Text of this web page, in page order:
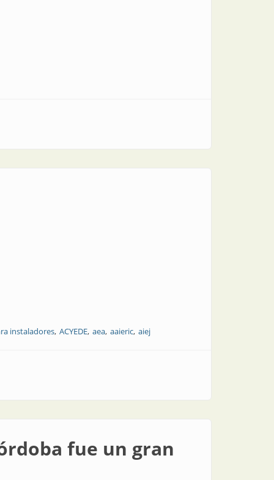
instaladores ACYEDE aea aaieric aiej
fue un gran